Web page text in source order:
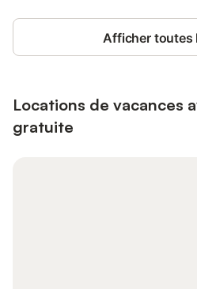
Afficher toutes
Locations de vacances
gratuite